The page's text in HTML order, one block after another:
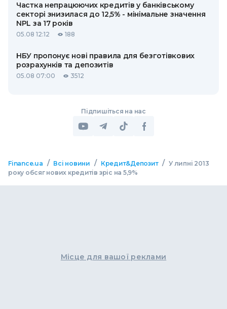
Частка непрацюючих кредитів у банківському
секторі знизилася до 12,5% - мінімальне значення
NPL за 17 років
05.08 12:12 188
НБУ пропонує нові правила для безготівкових
розрахунків та депозитів
05.08 07:00 3512
Підпишіться на нас
Finance.ua / Всі новини / Кредит&Депозит / У липні 2013
року обсяг нових кредитів зріс на 5,9%
Місце для вашої реклами